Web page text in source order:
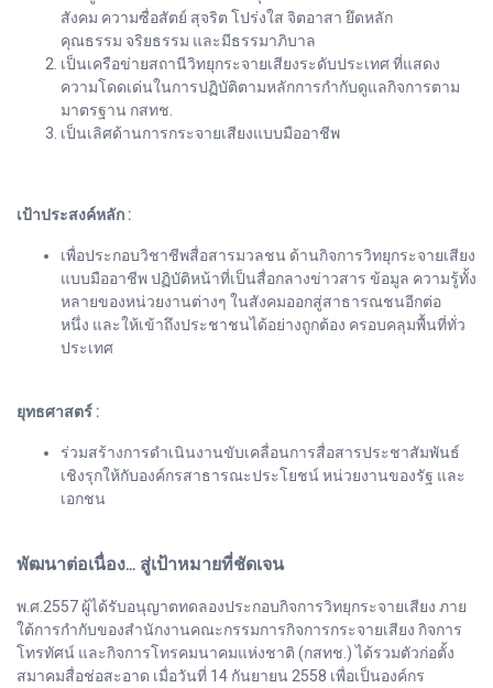
สังคม ความซื่อสัตย์ สุจริต โปร่งใส จิตอาสา ยึดหลัก
คุณธรรม จริยธรรม และมีธรรมาภิบาล
เป็นเครือข่ายสถานีวิทยุกระจายเสียงระดับประเทศ ที่แสดง
ความโดดเด่นในการปฏิบัติตามหลักการกำกับดูแลกิจการตาม
มาตรฐาน กสทช.
เป็นเลิศด้านการกระจายเสียงแบบมืออาชีพ
เป้าประสงค์หลัก :
เพื่อประกอบวิชาชีพสื่อสารมวลชน ด้านกิจการวิทยุกระจายเสียง
แบบมืออาชีพ ปฏิบัติหน้าที่เป็นสื่อกลางข่าวสาร ข้อมูล ความรู้ทั้ง
หลายของหน่วยงานต่างๆ ในสังคมออกสู่สาธารณชนอีกต่อ
หนึ่ง และให้เข้าถึงประชาชนได้อย่างถูกต้อง ครอบคลุมพื้นที่ทั่ว
ประเทศ
ยุทธศาสตร์ :
ร่วมสร้างการดำเนินงานขับเคลื่อนการสื่อสารประชาสัมพันธ์
เชิงรุกให้กับองค์กรสาธารณะประโยชน์ หน่วยงานของรัฐ และ
เอกชน
พัฒนาต่อเนื่อง... สู่เป้าหมายที่ชัดเจน
พ.ศ.2557 ผู้ได้รับอนุญาตทดลองประกอบกิจการวิทยุกระจายเสียง ภาย
ใต้การกำกับของสำนักงานคณะกรรมการกิจการกระจายเสียง กิจการ
โทรทัศน์ และกิจการโทรคมนาคมแห่งชาติ (กสทช.) ได้รวมตัวก่อตั้ง
สมาคมสื่อช่อสะอาด เมื่อวันที่ 14 กันยายน 2558 เพื่อเป็นองค์กร